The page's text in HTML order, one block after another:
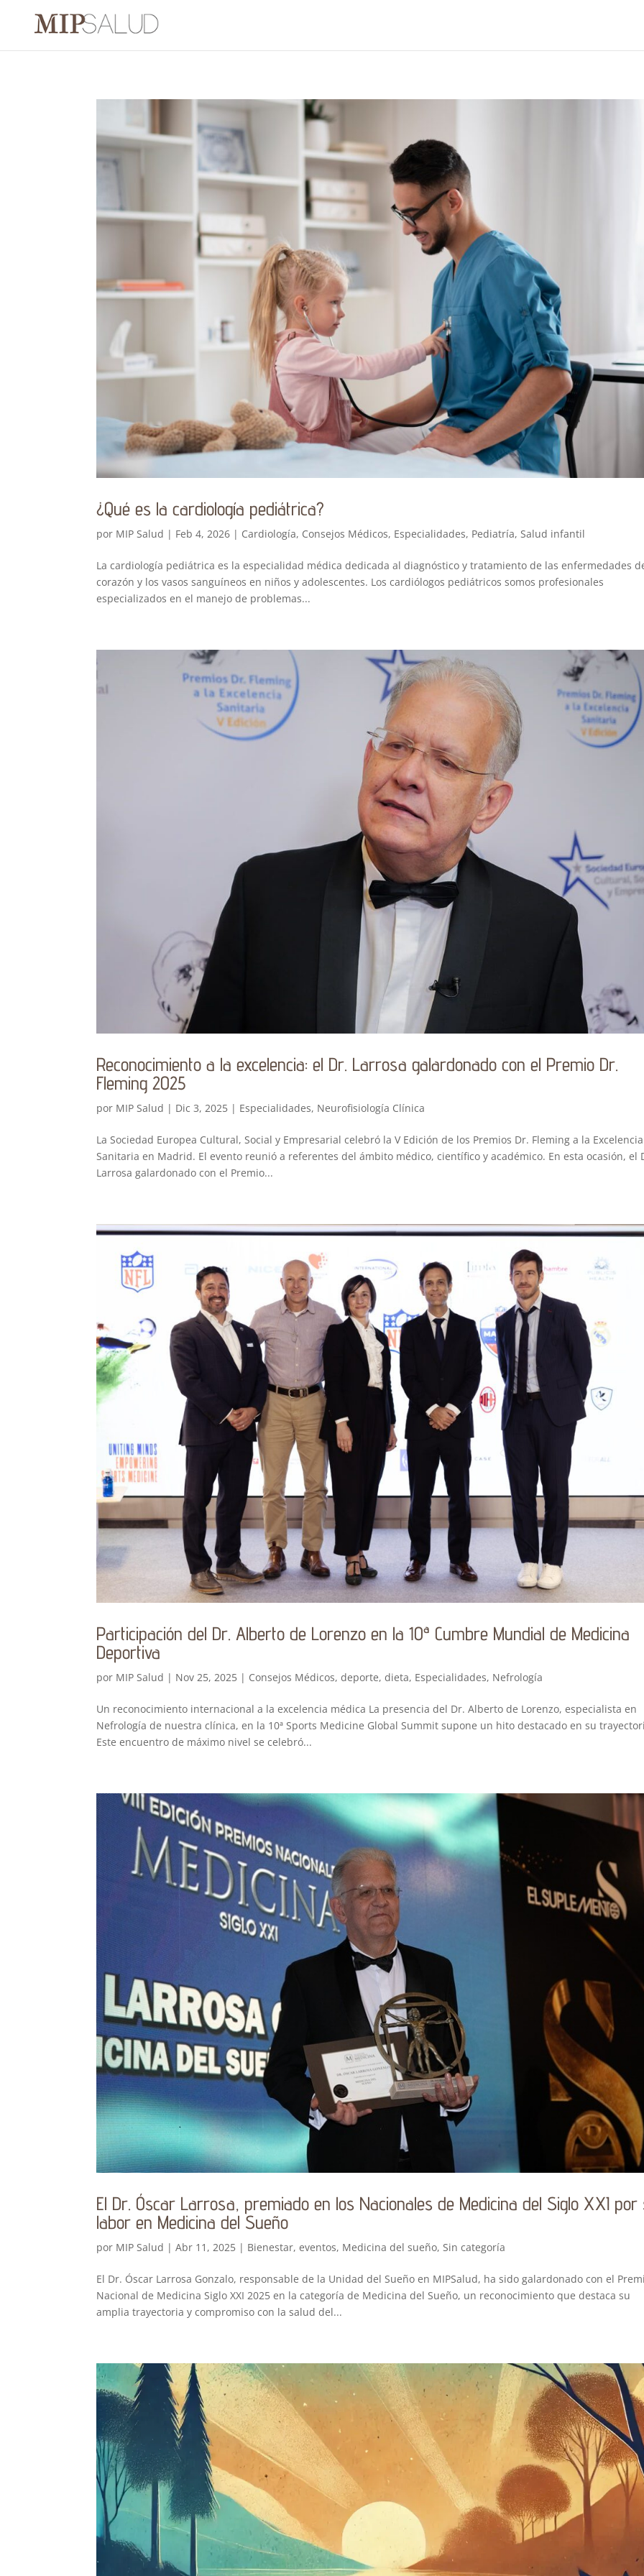
¿Qué es la cardiología pediátrica?
por MIP Salud | Feb 4, 2026 | Cardiología, Consejos Médicos, Especialidades, Pediatría, Salud infantil
La cardiología pediátrica es la especialidad médica dedicada al diagnóstico y tratamiento de las enfermedades
corazón y los vasos sanguíneos en niños y adolescentes. Los cardiólogos pediátricos somos profesionales
especializados en el manejo de problemas...
Reconocimiento a la excelencia: el Dr. Larrosa galardonado con el Premio Dr.
Fleming 2025
por MIP Salud | Dic 3, 2025 | Especialidades, Neurofisiología Clínica
La Sociedad Europea Cultural, Social y Empresarial celebró la V Edición de los Premios Dr. Fleming a la Excelencia
Sanitaria en Madrid. El evento reunió a referentes del ámbito médico, científico y académico. En esta ocasión, el
Larrosa galardonado con el Premio...
Participación del Dr. Alberto de Lorenzo en la 10ª Cumbre Mundial de Medicina
Deportiva
por MIP Salud | Nov 25, 2025 | Consejos Médicos,deporte,dieta, Especialidades, Nefrología
Un reconocimiento internacional a la excelencia médica La presencia del Dr. Alberto de Lorenzo, especialista en
Nefrología de nuestra clínica, en la 10ª Sports Medicine Global Summit supone un hito destacado en su
Este encuentro de máximo nivel se celebró...
El Dr. Óscar Larrosa, premiado en los Nacionales de Medicina del Siglo XXI por
labor en Medicina del Sueño
por MIP Salud |Abr 11, 2025 | Bienestar,eventos, Medicina del sueño,Sin categoría
El Dr. Óscar Larrosa Gonzalo, responsable de la Unidad del Sueño en MIPSalud, ha sido galardonado con el
Nacional de Medicina Siglo XXI 2025 en la categoría de Medicina del Sueño, un reconocimiento que destaca su
amplia trayectoria y compromiso con la salud del...